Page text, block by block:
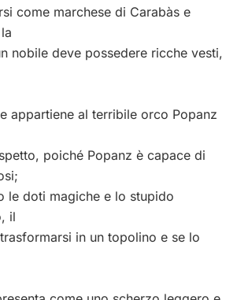
come marchese di Carabàs e
nobile deve possedere ricche vesti,
appartiene al terribile orco Popanz
poiché Popanz è capace di
le doti magiche e lo stupido
il
in un topolino e se lo